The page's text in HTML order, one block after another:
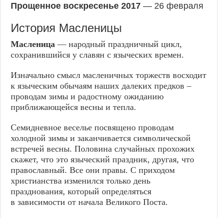
Прощенное воскресенье 2017 — 26 февраля
История Масленицы
Масленица — народный праздничный цикл,
сохранившийся у славян с языческих времен.
Изначально смысл масленичных торжеств восходит
к языческим обычаям наших далеких предков –
проводам зимы и радостному ожиданию
приближающейся весны и тепла.
Семидневное веселье посвящено проводам
холодной зимы и заканчивается символической
встречей весны. Половина случайных прохожих
скажет, что это языческий праздник, другая, что
православный. Все они правы. С приходом
христианства изменился только день
празднования, который определяться
в зависимости от начала Великого Поста.